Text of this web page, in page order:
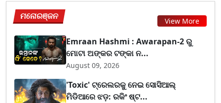
ମନୋରଞ୍ଜନ View More
Emraan Hashmi : Awarapan-2 ରୁ
ମୋଟା ଅଙ୍କର ଟଙ୍କା ନ...
August 09, 2026
'Toxic' ଟ୍ରେଲରକୁ ନେଇ ସୋସିଆଲ୍
ମିଡିଆରେ ଝଡ଼: ରକିଂ ଷ୍ଟ...